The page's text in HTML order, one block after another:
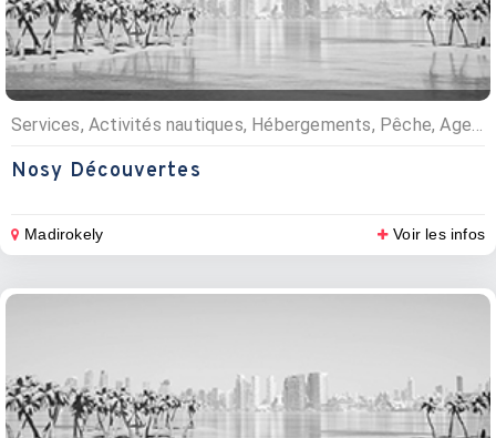
Services, Activités nautiques, Hébergements, Pêche, Agences de voyages, Camping, Agences d’excursions
Nosy Découvertes
Madirokely Voir les infos